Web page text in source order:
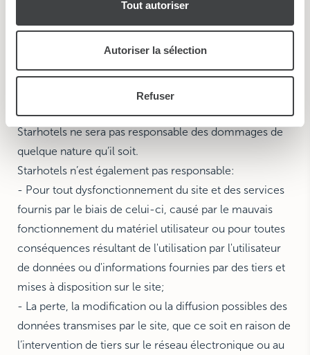
publicité et d'analyse, qui peuvent combiner celles-ci
avec d'autres informations que vous leur avez fournies
Tout autoriser
Autoriser la sélection
Refuser
fiabilité et de l'utilisation incorrecte du site.
Starhotels n'est pas obligé de contrôler et ne contrôle
pas l’absence de virus ou d'autres éléments du contenu
du site qui peuvent provoquer des modifications sur le
logiciel ou le matériel d'utilisateurs. Par conséquent,
Starhotels ne sera pas responsable des dommages de
quelque nature qu’il soit.
Starhotels n’est également pas responsable:
- Pour tout dysfonctionnement du site et des services
fournis par le biais de celui-ci, causé par le mauvais
fonctionnement du matériel utilisateur ou pour toutes
conséquences résultant de l'utilisation par l'utilisateur
de données ou d'informations fournies par des tiers et
mises à disposition sur le site;
- La perte, la modification ou la diffusion possibles des
données transmises par le site, que ce soit en raison de
l’intervention de tiers sur le réseau électronique ou au